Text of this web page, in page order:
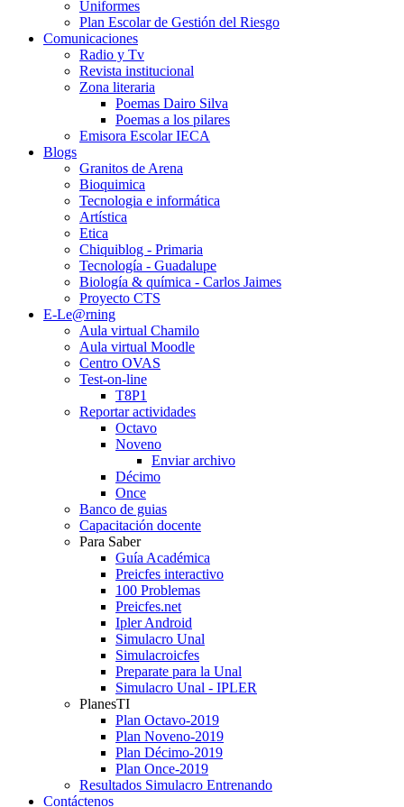
Uniformes
Plan Escolar de Gestión del Riesgo
Comunicaciones
Radio y Tv
Revista institucional
Zona literaria
Poemas Dairo Silva
Poemas a los pilares
Emisora Escolar IECA
Blogs
Granitos de Arena
Bioquimica
Tecnologia e informática
Artística
Etica
Chiquiblog - Primaria
Tecnología - Guadalupe
Biología & química - Carlos Jaimes
Proyecto CTS
E-Le@rning
Aula virtual Chamilo
Aula virtual Moodle
Centro OVAS
Test-on-line
T8P1
Reportar actividades
Octavo
Noveno
Enviar archivo
Décimo
Once
Banco de guias
Capacitación docente
Para Saber
Guía Académica
Preicfes interactivo
100 Problemas
Preicfes.net
Ipler Android
Simulacro Unal
Simulacroicfes
Preparate para la Unal
Simulacro Unal - IPLER
PlanesTI
Plan Octavo-2019
Plan Noveno-2019
Plan Décimo-2019
Plan Once-2019
Resultados Simulacro Entrenando
Contáctenos